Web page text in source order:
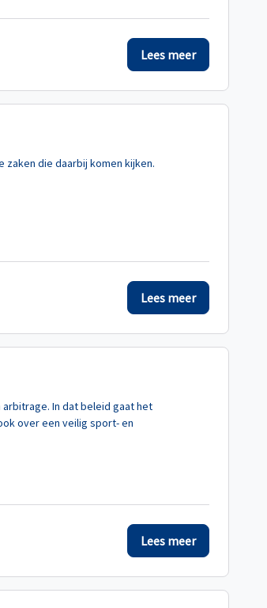
Lees meer
die daarbij komen kijken.
Lees meer
In dat beleid gaat het
over een veilig sport- en
Lees meer